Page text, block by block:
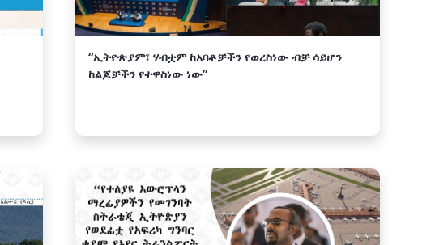
“ኢትዮጵያም፣ ሃብቷም ከአባቶቻችን የወረስነው ብቻ ሳይሆን
ከልጆቻችን የተዋስነው ነው”